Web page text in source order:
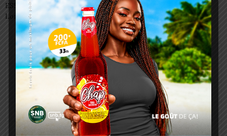
ESSAL 2026 : les admissibles convoqués pour la visite médicale à
Lomé
août 2026
M M J V S D
1 2
5
10 11 12 13 14 15 16
17 18 19 21 22 23